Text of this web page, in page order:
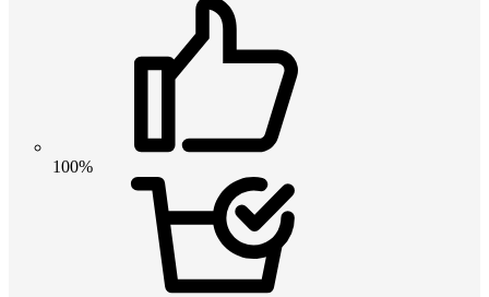
100%